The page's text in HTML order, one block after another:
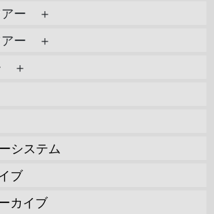
アー ＋
アー ＋
＋
システム
ブ
カイブ